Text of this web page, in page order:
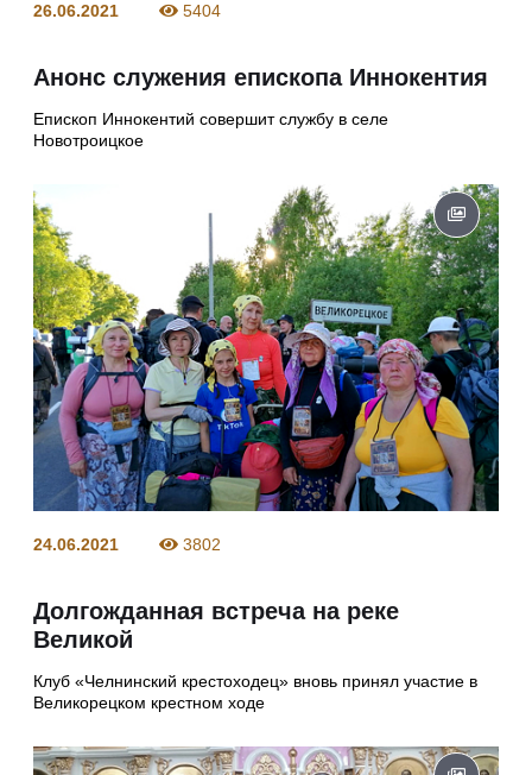
26.06.2021 5404
Анонс служения епископа Иннокентия
Епископ Иннокентий совершит службу в селе
Новотроицкое
24.06.2021 3802
Долгожданная встреча на реке
Великой
Клуб «Челнинский крестоходец» вновь принял участие в
Великорецком крестном ходе